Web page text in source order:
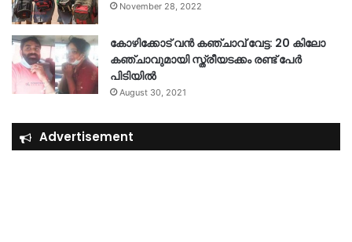
November 28, 2022
കോഴിക്കോട് വൻ കഞ്ചാവ് വേട്ട: 20 കിലോ
കഞ്ചാവുമായി സ്ത്രീയടക്കം രണ്ട് പേർ
പിടിയിൽ
August 30, 2021
Advertisement